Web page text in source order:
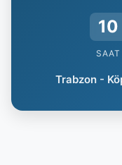
10
SAAT
Trabzon -